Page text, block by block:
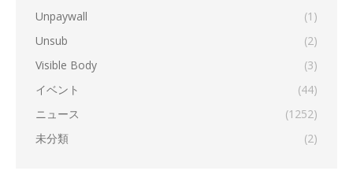
Unpaywall
(1)
Unsub
(2)
Visible Body
(3)
イベント
(44)
ニュース
(1252)
未分類
(2)